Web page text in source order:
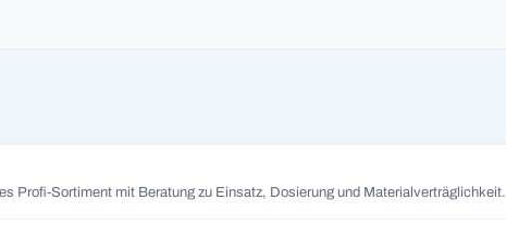
Profi-Sortiment mit Beratung zu Einsatz, Dosierung und Materialverträglichkeit.